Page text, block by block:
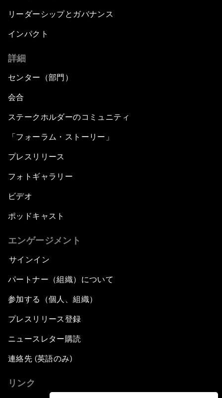
リーダーシップとガバナンス
インパクト
詳細
センター（部門）
会合
ステークホルダーのコミュニティ
「フォーラム・ストーリー」
プレスリリース
フォトギャラリー
ビデオ
ポッドキャスト
エンゲージメント
サインイン
パートナー（組織）について
参加する（個人、組織）
プレスリリース登録
ニュースレター購読
連絡先 (英語のみ)
リンク